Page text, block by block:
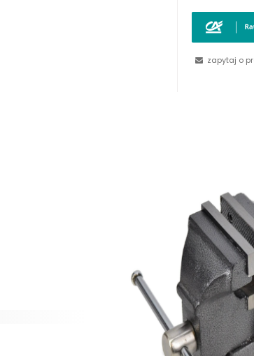
zapytaj o